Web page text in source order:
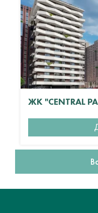
ЖК "CENTRAL